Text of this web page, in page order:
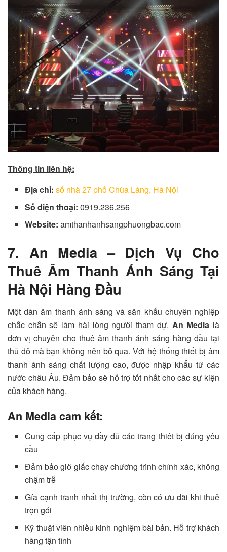
Thông tin liên hệ:
Địa chỉ: số nhà 27 phố Chùa Láng, Hà Nội
Số điện thoại: 0919.236.256
Website: amthanhanhsangphuongbac.com
7. An Media – Dịch Vụ Cho
Thuê Âm Thanh Ánh Sáng Tại
Hà Nội Hàng Đầu
Một dàn âm thanh ánh sáng và sân khấu chuyên nghiệp
chắc chắn sẽ làm hài lòng người tham dự. An Media là
đơn vị chuyên cho thuê âm thanh ánh sáng hàng đầu tại
thủ đô mà bạn không nên bỏ qua. Với hệ thống thiết bị âm
thanh ánh sáng chất lượng cao, được nhập khẩu từ các
nước châu Âu. Đảm bảo sẽ hỗ trợ tốt nhất cho các sự kiện
của khách hàng.
An Media cam kết:
Cung cấp phục vụ đầy đủ các trang thiêt bị đúng yêu
cầu
Đảm bảo giờ giấc chạy chương trình chính xác, không
chậm trễ
Gía cạnh tranh nhất thị trường, còn có ưu đãi khi thuê
trọn gói
Kỹ thuật viên nhiều kinh nghiệm bài bản. Hỗ trợ khách
hàng tận tình